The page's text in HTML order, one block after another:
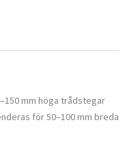
mm höga trådstegar
för 50–100 mm breda